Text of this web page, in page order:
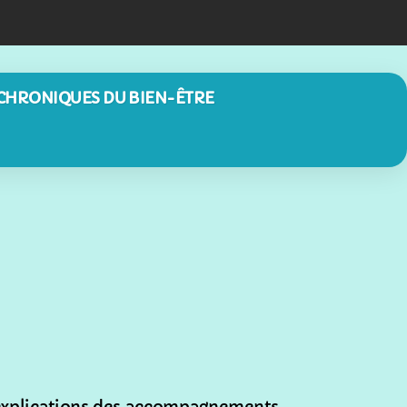
DU BIEN-ÊTRE